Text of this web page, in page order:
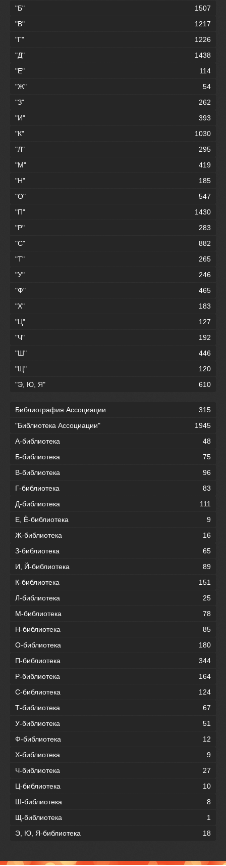
"Б"
1507
"В"
1217
"Г"
1226
"Д"
1438
"Е"
114
"Ж"
54
"З"
262
"И"
393
"К"
1030
"Л"
295
"М"
419
"Н"
185
"О"
547
"П"
1430
"Р"
283
"С"
882
"Т"
265
"У"
246
"Ф"
465
"Х"
183
"Ц"
127
"Ч"
192
"Ш"
446
"Щ"
120
"Э, Ю, Я"
610
Библиография Ассоциации
315
"Библиотека Ассоциации"
1945
А-библиотека
48
Б-библиотека
75
В-библиотека
96
Г-библиотека
83
Д-библиотека
111
Е, Ё-библиотека
9
Ж-библиотека
16
З-библиотека
65
И, Й-библиотека
89
К-библиотека
151
Л-библиотека
25
М-библиотека
78
Н-библиотека
85
О-библиотека
180
П-библиотека
344
Р-библиотека
164
С-библиотека
124
Т-библиотека
67
У-библиотека
51
Ф-библиотека
12
Х-библиотека
9
Ч-библиотека
27
Ц-библиотека
10
Ш-библиотека
8
Щ-библиотека
1
Э, Ю, Я-библиотека
18